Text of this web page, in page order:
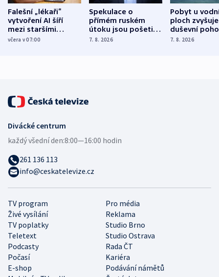
Falešní „lékaři“
vytvoření AI šíří
mezi staršími
Poláky nebezpečné
včera v 07:00
Spekulace o
přímém ruském
útoku jsou pošetilé,
míní estonský
7. 8. 2026
Pobyt u
ploch zvyšuje
duševní
ukázala
7. 8. 2026
TV program
Pro média
Živé vysílání
Reklama
TV poplatky
Studio Brno
Teletext
Studio Ostrava
Podcasty
Rada ČT
Počasí
Kariéra
E-shop
Podávání námětů
Divácké centrum
každý všední den:8:00—16:00 hodin
261 136 113
info@ceskatelevize.cz